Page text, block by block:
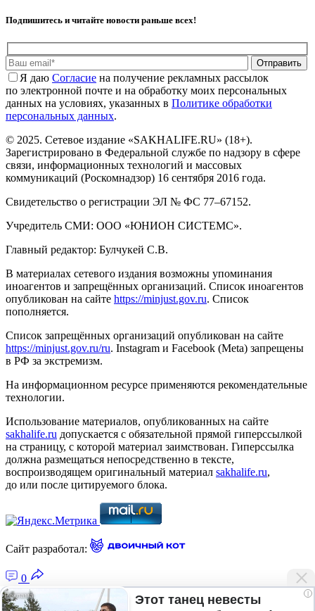
Подпишитесь и читайте новости раньше всех!
Отправить
Я даю Cогласие на получение рекламных рассылок
по электронной почте и на обработку моих персональных
данных на условиях, указанных в Политике обработки
персональных данных.
© 2025. Сетевое издание «SAKHALIFE.RU» (18+).
Зарегистрировано в Федеральной службе по надзору в сфере
связи, информационных технологий и массовых
коммуникаций (Роскомнадзор) 16 сентября 2016 года.
Свидетельство о регистрации ЭЛ № ФС 77–67152.
Учредитель СМИ: ООО «ЮНИОН СИСТЕМС».
Главный редактор: Булчукей С.В.
В материалах сетевого издания возможны упоминания
иноагентов и запрещённых организаций. Список иноагентов
опубликован на сайте https://minjust.gov.ru. Список
пополняется.
Список запрещённых организаций опубликован на сайте
https://minjust.gov.ru/ru. Instagram и Facebook (Metа) запрещены
в РФ за экстремизм.
На информационном ресурсе применяются рекомендательные
технологии.
Использование материалов, опубликованных на сайте
sakhalife.ru допускается с обязательной прямой гиперссылкой
на страницу, с которой материал заимствован. Гиперссылка
должна размещаться непосредственно в тексте,
воспроизводящем оригинальный материал sakhalife.ru,
до или после цитируемого блока.
Сайт разработал:
0
i
Этот танец невесты